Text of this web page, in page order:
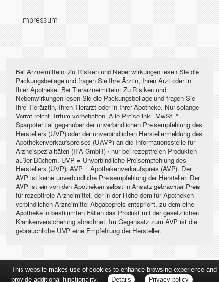
Impressum
Bei Arzneimitteln: Zu Risiken und Nebenwirkungen lesen Sie die
Packungsbeilage und fragen Sie Ihre Ärztin, Ihren Arzt oder in
Ihrer Apotheke. Bei Tierarzneimitteln: Zu Risiken und
Nebenwirkungen lesen Sie die Packungsbeilage und fragen Sie
Ihre Tierärztin, Ihren Tierarzt oder in Ihrer Apotheke. Nur solange
Vorrat reicht. Irrtum vorbehalten. Alle Preise inkl. MwSt. *
Sparpotential gegenüber der unverbindlichen Preisempfehlung des
Herstellers (UVP) oder der unverbindlichen Herstellermeldung des
Apothekenverkaufspreises (UAVP) an die Informationsstelle für
Arzneispezialitäten (IFA GmbH) / nur bei rezeptfreien Produkten
außer Büchern. UVP = Unverbindliche Preisempfehlung des
Herstellers (UVP). AVP = Apothekenverkaufspreis (AVP). Der
AVP ist keine unverbindliche Preisempfehlung der Hersteller. Der
AVP ist ein von den Apotheken selbst in Ansatz gebrachter Preis
für rezeptfreie Arzneimittel, der in der Höhe dem für Apotheken
verbindlichen Arzneimittel Abgabepreis entspricht, zu dem eine
Apotheke in bestimmten Fällen das Produkt mit der gesetzlichen
Krankenversicherung abrechnet. Im Gegensatz zum AVP ist die
gebräuchliche UVP eine Empfehlung der Hersteller.
This website makes use of cookies to enhance browsing experience and
provide additional functionality.
Details Privacy policy